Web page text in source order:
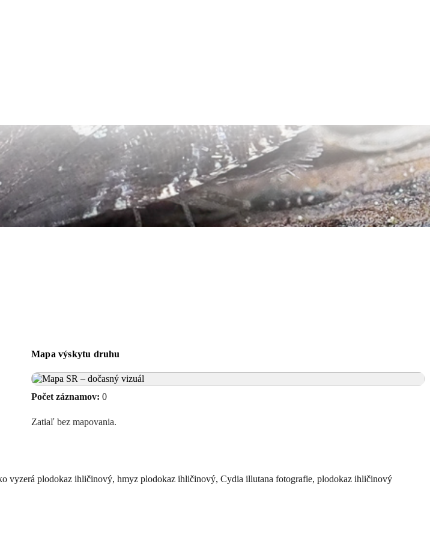
Mapa výskytu druhu
Počet záznamov: 0
Zatiaľ bez mapovania.
vyzerá plodokaz ihličinový, hmyz plodokaz ihličinový, Cydia illutana fotografie, plodokaz ihličinový